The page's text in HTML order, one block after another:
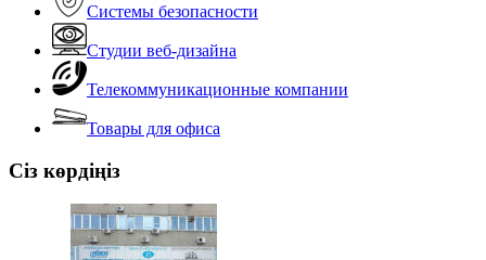
Системы безопасности
Студии веб-дизайна
Телекоммуникационные компании
Товары для офиса
Сіз көрдіңіз